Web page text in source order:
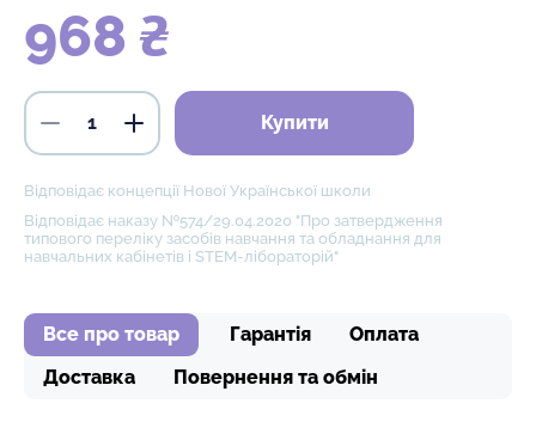
968 ₴
Купити
Відповідає концепції Нової Української школи
Відповідає наказу №574/29.04.2020 "Про затвердження
типового переліку засобів навчання та обладнання для
навчальних кабінетів і STEM-лібораторій"
Все про товар Гарантія
Оплата
Доставка
Повернення та обмін